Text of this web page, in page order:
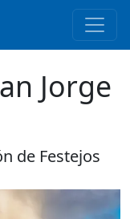
Jorge
de Festejos